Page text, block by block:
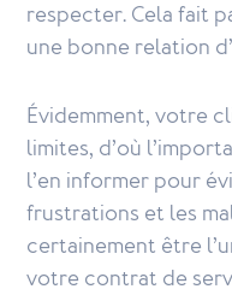
respecter. Cela fait
une bonne relation
Évidemment, votre
limites, d’où
l’en informer pour
frustrations et les
certainement être
votre contrat de